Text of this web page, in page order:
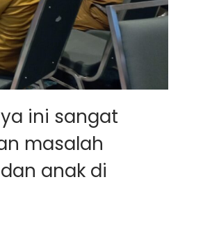
ini sangat
masalah
anak di